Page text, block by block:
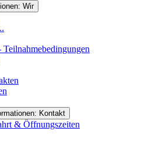
Wir
Kontakt
& Öffnungszeiten